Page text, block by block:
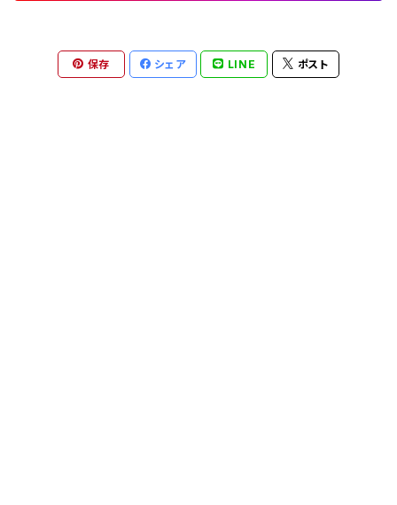
保存 シェア LINE ポスト